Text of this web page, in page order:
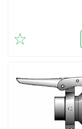
Lägg till i favoriter